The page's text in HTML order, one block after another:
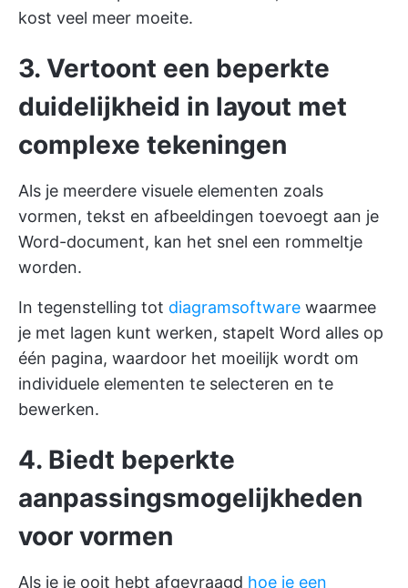
kost veel meer moeite.
3. Vertoont een beperkte
duidelijkheid in layout met
complexe tekeningen
Als je meerdere visuele elementen zoals
vormen, tekst en afbeeldingen toevoegt aan je
Word-document, kan het snel een rommeltje
worden.
In tegenstelling tot diagramsoftware waarmee
je met lagen kunt werken, stapelt Word alles op
één pagina, waardoor het moeilijk wordt om
individuele elementen te selecteren en te
bewerken.
4. Biedt beperkte
aanpassingsmogelijkheden
voor vormen
Als je je ooit hebt afgevraagd hoe je een